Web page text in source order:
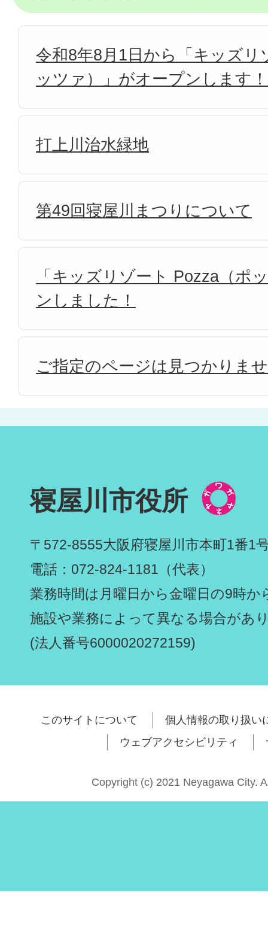
令和8年8月1日から「キッズリ
ッツァ）」がオープンします！
打上川治水緑地
第49回寝屋川まつりについて
「キッズリゾート Pozza（ポ
ンしました！
ご指定のページは見つかりま
寝屋川市役所
〒572-8555大阪府寝屋川市本町1番1
電話：072-824-1181（代表）
業務時間は月曜日から金曜日の9時か
施設や業務によって異なる場合があ
(法人番号6000020272159)
このサイトについて
個人情報の取り扱い
ウェブアクセシビリティ
Copyright (c) 2021 Neyagawa City.